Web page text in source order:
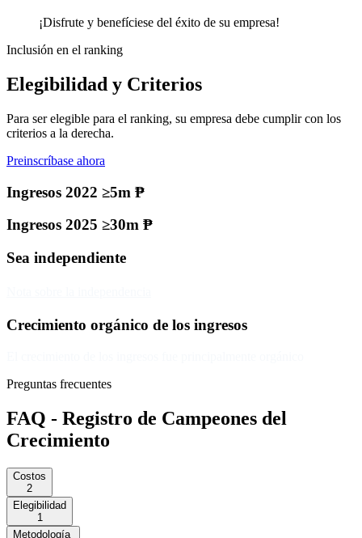
¡Disfrute y benefíciese del éxito de su empresa!
Inclusión en el ranking
Elegibilidad y Criterios
Para ser elegible para el ranking, su empresa debe cumplir con los
criterios a la derecha.
Preinscríbase ahora
Ingresos 2022 ≥5m ₱
Ingresos 2025 ≥30m ₱
Sea independiente
Crecimiento orgánico de los ingresos
Preguntas frecuentes
FAQ - Registro de Campeones del
Crecimiento
Costos
2
Elegibilidad
1
Metodología